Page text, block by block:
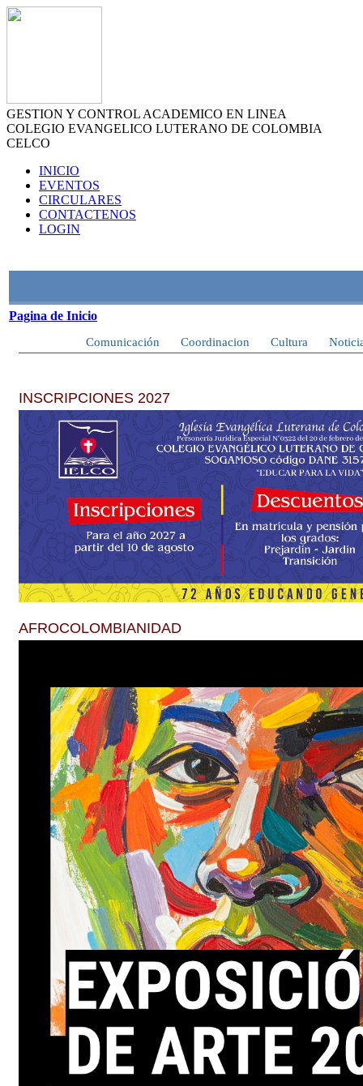
GESTION Y CONTROL ACADEMICO EN LINEA
COLEGIO EVANGELICO LUTERANO DE COLOMBIA
CELCO
INICIO
EVENTOS
CIRCULARES
CONTACTENOS
LOGIN
Pagina de Inicio
Comunicación Coordinacion Cultura
INSCRIPCIONES 2027
AFROCOLOMBIANIDAD